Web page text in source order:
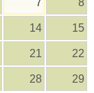
7 8
14 15
21 22
28 29